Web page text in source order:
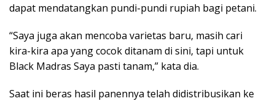
dapat mendatangkan pundi-pundi rupiah bagi petani.
“Saya juga akan mencoba varietas baru, masih cari
kira-kira apa yang cocok ditanam di sini, tapi untuk
Black Madras Saya pasti tanam,” kata dia.
Saat ini beras hasil panennya telah didistribusikan ke